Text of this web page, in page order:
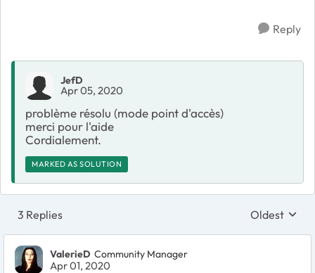
Reply
JefD
Apr 05, 2020
problème résolu (mode point d'accès)
merci pour l'aide
Cordialement.
MARKED AS SOLUTION
3 Replies Replies
Oldest
ValerieD Community Manager
Apr 01, 2020